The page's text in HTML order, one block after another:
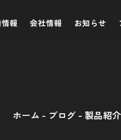
報 会社情報 お知らせ
ホーム ブログ 製品紹介